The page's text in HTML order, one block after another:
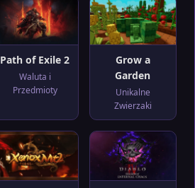
Path of Exile 2
Waluta i
Przedmioty
Grow a
Garden
Unikalne
Zwierzaki